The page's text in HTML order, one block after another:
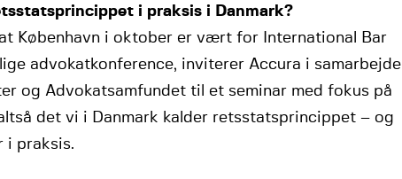
i praksis i Danmark?
København i oktober er vært for International Bar
advokatkonference, inviterer Accura i samarbejde
og Advokatsamfundet til et seminar med fokus på
det vi i Danmark kalder retsstatsprincippet – og
i praksis.